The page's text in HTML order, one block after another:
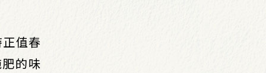
值春
的味